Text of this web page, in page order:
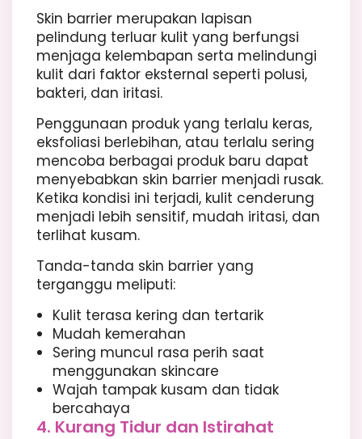
Skin barrier merupakan lapisan
pelindung terluar kulit yang berfungsi
menjaga kelembapan serta melindungi
kulit dari faktor eksternal seperti polusi,
bakteri, dan iritasi.
Penggunaan produk yang terlalu keras,
eksfoliasi berlebihan, atau terlalu sering
mencoba berbagai produk baru dapat
menyebabkan skin barrier menjadi rusak.
Ketika kondisi ini terjadi, kulit cenderung
menjadi lebih sensitif, mudah iritasi, dan
terlihat kusam.
Tanda-tanda skin barrier yang
terganggu meliputi:
Kulit terasa kering dan tertarik
Mudah kemerahan
Sering muncul rasa perih saat
menggunakan skincare
Wajah tampak kusam dan tidak
bercahaya
4. Kurang Tidur dan Istirahat